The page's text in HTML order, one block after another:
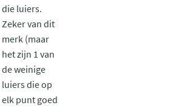
die luiers.
Zeker van dit
merk (maar
het zijn 1 van
de weinige
luiers die op
elk punt goed